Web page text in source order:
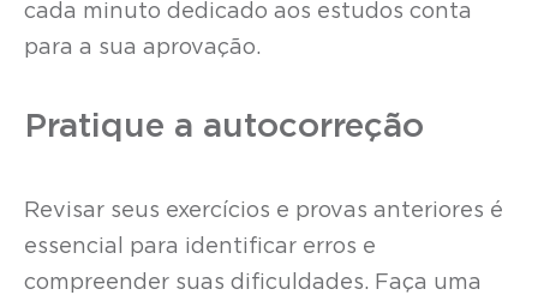
cada minuto dedicado aos estudos conta
para a sua aprovação.
Pratique a autocorreção
Revisar seus exercícios e provas anteriores é
essencial para identificar erros e
compreender suas dificuldades. Faça uma